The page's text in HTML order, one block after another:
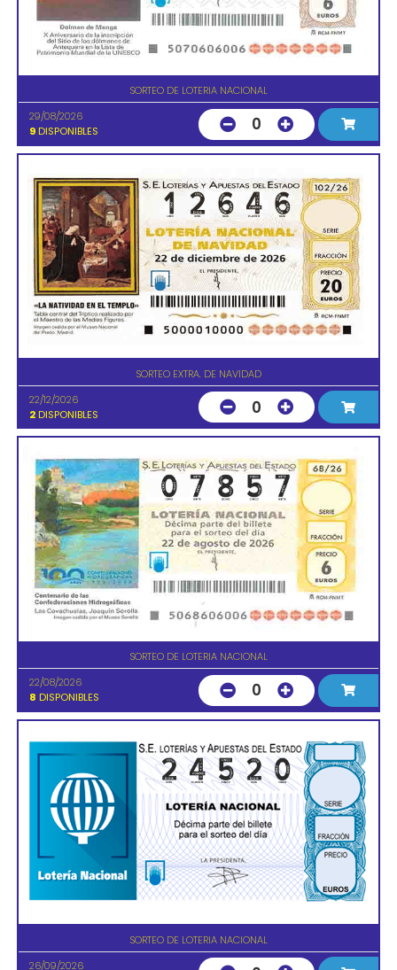
SORTEO DE LOTERIA NACIONAL
29/08/2026
9 DISPONIBLES 0
SORTEO EXTRA. DE NAVIDAD
22/12/2026
2 DISPONIBLES 0
SORTEO DE LOTERIA NACIONAL
22/08/2026
8 DISPONIBLES 0
SORTEO DE LOTERIA NACIONAL
26/09/2026